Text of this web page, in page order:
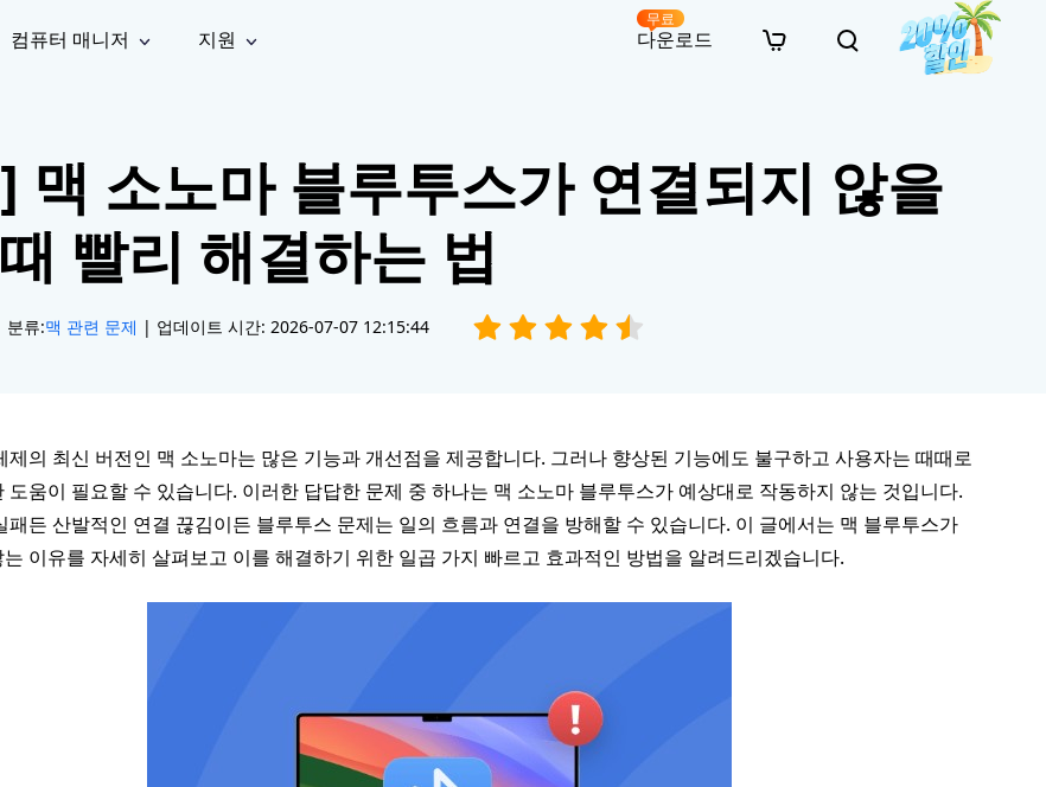
데이터 복구 LINE 데이터 복구
· SD 카드 복구
· 외장하드 복구
· USB 복구
· 파티션 복구
· 한글 파일 복구
· 오피스 파일 복구
동영상
복구
사진 복
구
문서 복
구
오디오
복구
영상 화
질 높이
AI
사진 화
질 높이
AI
온라인 동영상 복구
온라인 사진 복구
온라인 문서 복구
· AI 3D 액션 피규어 프롬프트
· 시네마틱 AI 이미지 프롬프트
· 애니메이션 실사 변환 프롬프트
컴퓨터 매니저
Deleter
및 삭제
Cleamio
브랜드 리뉴얼
정밀 클린
Dll Fixer
Windows DLL 오류 수정
Email Repair
손상된 PST/OST 파일 복구
· 윈도우 11 우회 설치
· 중복 파일 찾기 (Win)
· 하드 디스크 복사
· 중복 파일 찾기 (Mac)
· C 드라이브 확장
· 디스크 공간 확보 (Win)
지원
센터
이드
방법
다운로드
무료
맥 소노마 블루투스가 연결되지 않을
때 빨리 해결하는 법
분류:맥 관련 문제 | 업데이트 시간: 2026-07-07 12:15:44
제의 최신 버전인 맥 소노마는 많은 기능과 개선점을 제공합니다. 그러나 향상된 기능에도 불구하고 사용자는 때때로
도움이 필요할 수 있습니다. 이러한 답답한 문제 중 하나는 맥 소노마 블루투스가 예상대로 작동하지 않는 것입니다.
패든 산발적인 연결 끊김이든 블루투스 문제는 일의 흐름과 연결을 방해할 수 있습니다. 이 글에서는 맥 블루투스가
이유를 자세히 살펴보고 이를 해결하기 위한 일곱 가지 빠르고 효과적인 방법을 알려드리겠습니다.